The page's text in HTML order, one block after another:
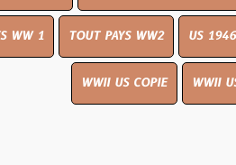
PAYS WW2 US 1946 À NOS JOURS
WWII US COPIE WWII US ORGIGINAL